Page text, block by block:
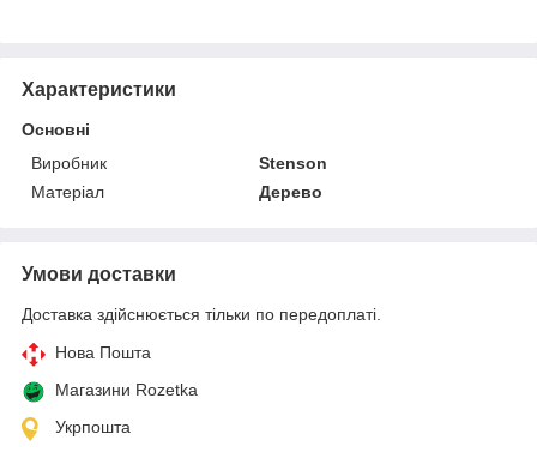
Характеристики
Основні
Виробник
Stenson
Матеріал
Дерево
Умови доставки
Доставка здійснюється тільки по передоплаті.
Нова Пошта
Магазини Rozetka
Укрпошта